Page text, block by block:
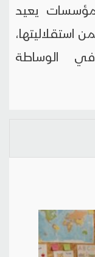
يعيد
استقلاليتها،
الوساطة